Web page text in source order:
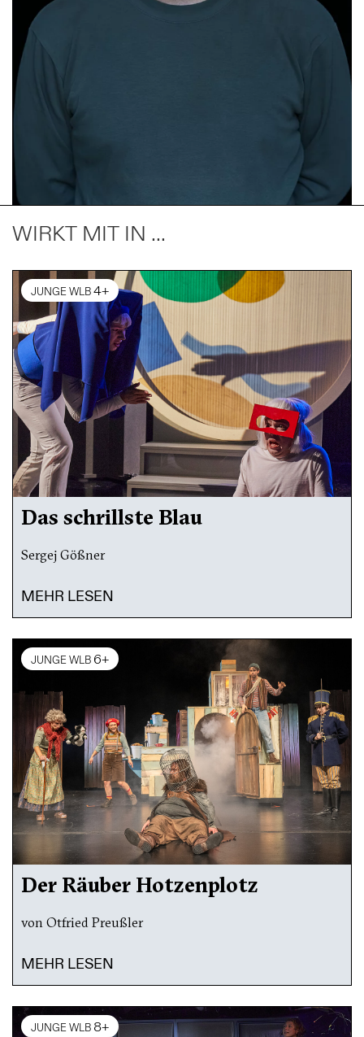
WIRKT MIT IN ...
JUNGE WLB4+
Das schrillste Blau
Sergej Gößner
MEHR LESEN
JUNGE WLB 6+
Der Räuber Hotzenplotz
von Otfried Preußler
MEHR LESEN
JUNGE WLB 8+